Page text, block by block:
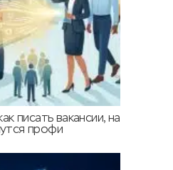
писать вакансии, на
профи